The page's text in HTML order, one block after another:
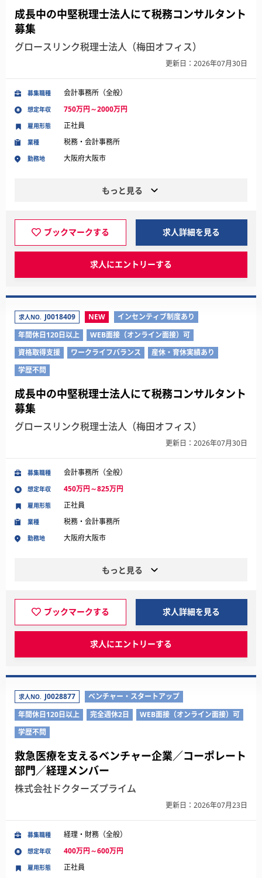
成長中の中堅税理士法人にて税務コンサルタント
募集
グロースリンク税理士法人（梅田オフィス）
更新日：2026年07月30日
募集職種 会計事務所（全般）
想定年収 750万円～2000万円
業種 税務・会計事務所
勤務地 大阪府大阪市
雇用形態 正社員
もっと見る
ブックマークする 求人詳細を見る
求人にエントリーする
求人NO. J0018409 NEW
インセンティブ制度あり
年間休日120日以上
WEB面接（オンライン面接）可
資格取得支援
ワークライフバランス
産休・育休実績あり
学歴不問
成長中の中堅税理士法人にて税務コンサルタント
募集
グロースリンク税理士法人（梅田オフィス）
更新日：2026年07月30日
募集職種 会計事務所（全般）
想定年収 450万円～825万円
業種 税務・会計事務所
勤務地 大阪府大阪市
雇用形態 正社員
もっと見る
ブックマークする 求人詳細を見る
求人にエントリーする
求人NO. J0028877
ベンチャー・スタートアップ
年間休日120日以上
完全週休2日
WEB面接（オンライン面接）可
学歴不問
救急医療を支えるベンチャー企業／コーポレート
部門／経理メンバー
株式会社ドクターズプライム
更新日：2026年07月23日
募集職種 経理・財務（全般）
想定年収 400万円～600万円
雇用形態 正社員